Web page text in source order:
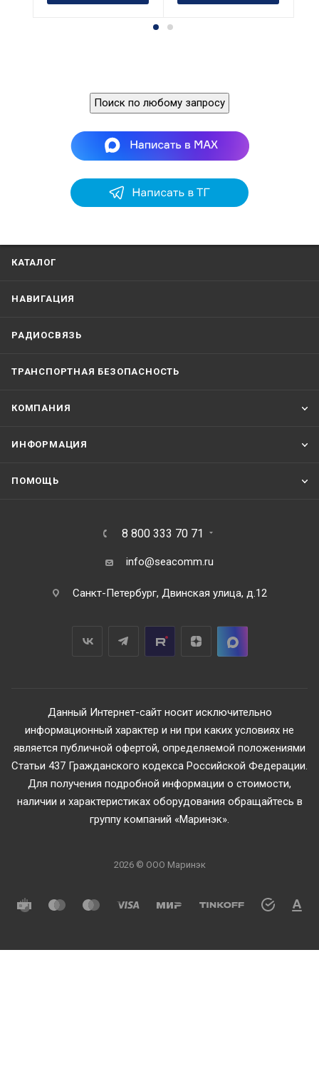
Поиск по любому запросу
КАТАЛОГ
НАВИГАЦИЯ
РАДИОСВЯЗЬ
ТРАНСПОРТНАЯ БЕЗОПАСНОСТЬ
КОМПАНИЯ
ИНФОРМАЦИЯ
ПОМОЩЬ
8 800 333 70 71
info@seacomm.ru
Санкт-Петербург, Двинская улица, д.12
Данный Интернет-сайт носит исключительно
информационный характер и ни при каких условиях не
является публичной офертой, определяемой положениями
Статьи 437 Гражданского кодекса Российской Федерации.
Для получения подробной информации о стоимости,
наличии и характеристиках оборудования обращайтесь в
группу компаний «Маринэк».
2026 © ООО Маринэк